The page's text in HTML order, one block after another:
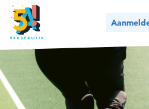
Activiteiten / aanmelden
Wie we zijn